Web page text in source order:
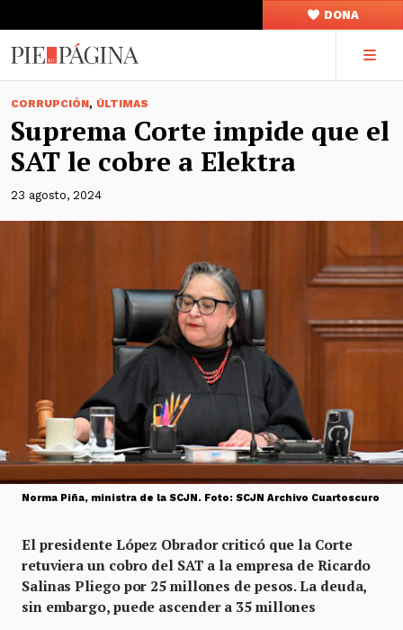
DONA
CORRUPCIÓN, ÚLTIMAS
Suprema Corte impide que el
SAT le cobre a Elektra
23 agosto, 2024
Norma Piña, ministra de la SCJN. Foto: SCJN Archivo Cuartoscuro
El presidente López Obrador criticó que la Corte
retuviera un cobro del SAT a la empresa de Ricardo
Salinas Pliego por 25 millones de pesos. La deuda,
sin embargo, puede ascender a 35 millones